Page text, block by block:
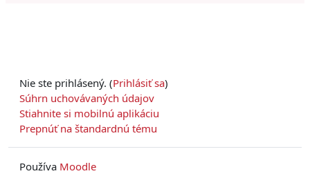
Nie ste prihlásený. (Prihlásiť sa)
Súhrn uchovávaných údajov
Stiahnite si mobilnú aplikáciu
Prepnúť na štandardnú tému
Používa Moodle